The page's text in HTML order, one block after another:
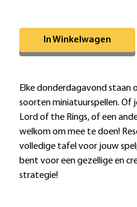
In Winkelwagen
Extra informatie
Elke donderdagavond staan
soorten miniatuurspellen. Of
Lord of the Rings, of een
welkom om mee te doen!
volledige tafel voor jouw
bent voor een gezellige en
strategie!